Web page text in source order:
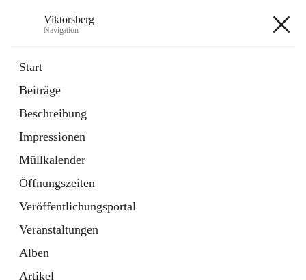
Viktorsberg
Navigation
Start
Beiträge
Beschreibung
Impressionen
Müllkalender
Öffnungszeiten
Veröffentlichungsportal
Veranstaltungen
Alben
Artikel
1 Schnellzugriff
Bürgerservice
10 Schnellzugriffe